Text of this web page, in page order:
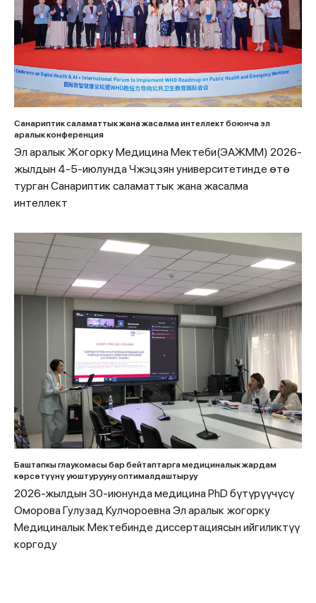
Санариптик саламаттык жана жасалма интеллект боюнча эл
аралык конференция
Эл аралык Жогорку Медицина Мектеби(ЭАЖММ) 2026-
жылдын 4-5-июлунда Чжэцзян университетинде өтө
турган Санариптик саламаттык жана жасалма
интеллект
Баштапкы глаукомасы бар бейтаптарга медициналык жардам
көрсөтүүнү уюштурууну оптималдаштыруу
2026-жылдын 30-июнунда медицина PhD бүтүрүүчүсү
Оморова Гулузад Кулчороевна Эл аралык жогорку
Медициналык Мектебинде диссертациясын ийгиликтүү
коргоду